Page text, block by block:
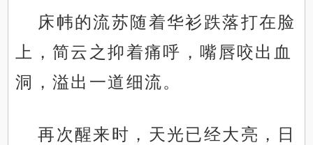
床帏的流苏随着华衫跌落打在脸
上，简云之抑着痛呼，嘴唇咬出血
洞，溢出一道细流。
再次醒来时，天光已经大亮，日